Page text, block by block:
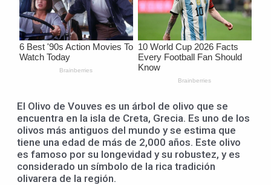
El Olivo de Vouves es un árbol de olivo que se
encuentra en la isla de Creta, Grecia. Es uno de los
olivos más antiguos del mundo y se estima que
tiene una edad de más de 2,000 años. Este olivo
es famoso por su longevidad y su robustez, y es
considerado un símbolo de la rica tradición
olivarera de la región.